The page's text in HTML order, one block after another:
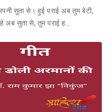
सुता से। हुई पराई अब तुम बेटी,
अब सुता से, तुम पराई ह…